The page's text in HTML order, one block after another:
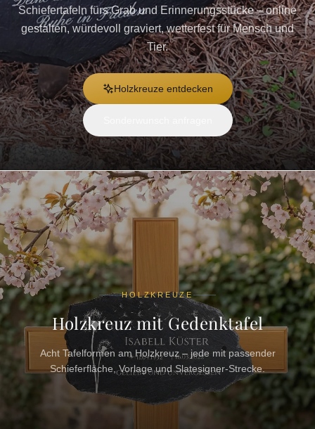
Schiefertafeln fürs Grab und Erinnerungsstücke – online
gestalten, würdevoll graviert, wetterfest für Mensch und
Tier.
Holzkreuze entdecken
HOLZKREUZE
Holzkreuz mit Gedenktafel
Acht Tafelformen am Holzkreuz – jede mit passender
Schieferfläche, Vorlage und Slatesigner-Strecke.